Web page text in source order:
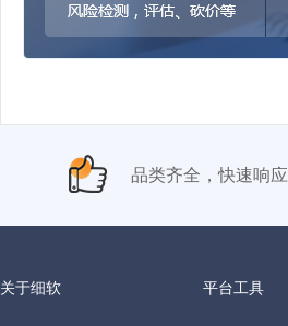
品类齐全，快速响应
关于细软 平台工具